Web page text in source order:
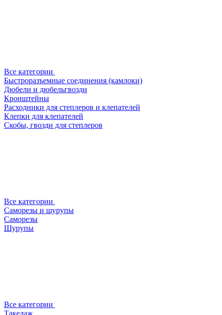
Все категории
Быстроразъемные соединения (камлоки)
Дюбели и дюбельгвозди
Кронштейны
Расходники для степлеров и клепателей
Клепки для клепателей
Скобы, гвозди для степлеров
Все категории
Саморезы и шурупы
Саморезы
Шурупы
Все категории
Такелаж